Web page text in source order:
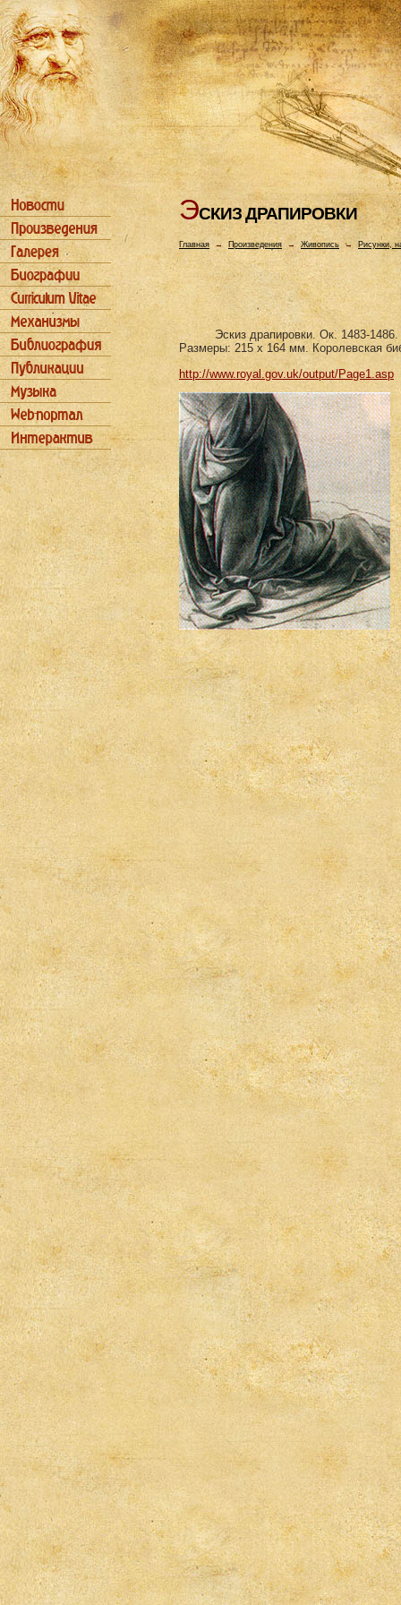
ЭСКИЗ ДРАПИРОВКИ
Главная→ Произведения → Живопись → Рисунки,
Эскиз драпировки. Ок. 1483-
Размеры: 215 х 164 мм. Королевская
http://www.royal.gov.uk/output/Page1.asp